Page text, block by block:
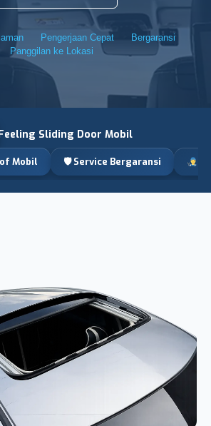
Pengerjaan Cepat
Bergaransi
Panggilan ke Lokasi
Sliding Door Mobil
Mobil 🛡 Service Bergaransi